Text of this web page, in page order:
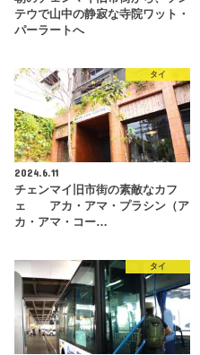
テウで山中の静寂な寺院ワット・
パーラートへ
タイ
2024.6.11
チェンマイ旧市街の素敵なカフ
ェ アカ・アマ・プラシン（ア
カ・アマ・コー…
タイ